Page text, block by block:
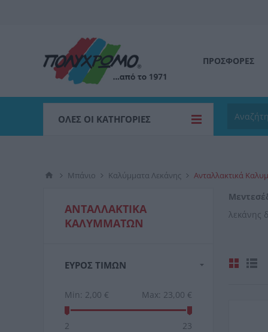
ΠΡΟΣΦΟΡΕΣ
ΌΛΕΣ ΟΙ ΚΑΤΗΓΟΡΊΕΣ
Μπάνιο Καλύμματα Λεκάνης Ανταλλακτικά
λεκάνης
ΑΝΤΑΛΛΑΚΤΙΚΆ
ΚΑΛΥΜΜΆΤΩΝ
ΕΎΡΟΣ ΤΙΜΏΝ
Min: 2,00 € Max: 23,00 €
2 23